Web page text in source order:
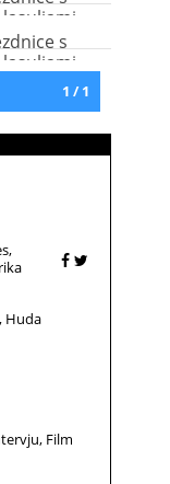
s
1 / 1
Huda
Film